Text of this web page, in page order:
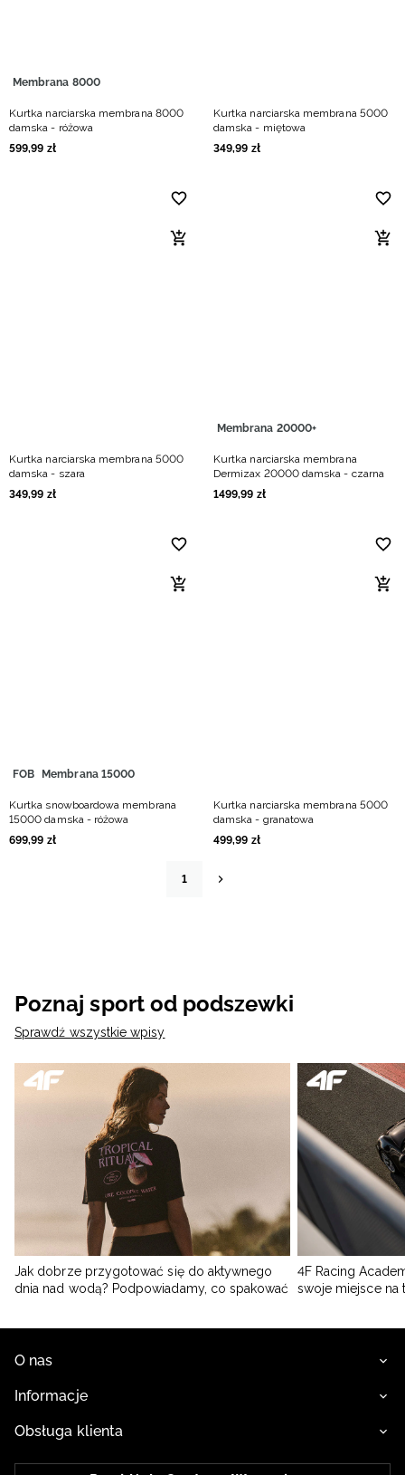
Membrana 8000
Kurtka narciarska membrana 8000
damska - różowa
599,99 zł
Kurtka narciarska membrana 5000
damska - miętowa
349,99 zł
Kurtka narciarska membrana 5000
damska - szara
349,99 zł
Membrana 20000+
Kurtka narciarska membrana
Dermizax 20000 damska - czarna
1499,99 zł
FOB Membrana 15000
Kurtka snowboardowa membrana
15000 damska - różowa
699,99 zł
Kurtka narciarska membrana 5000
damska - granatowa
499,99 zł
1
Poznaj sport od podszewki
Sprawdź wszystkie wpisy
Jak dobrze przygotować się do aktywnego
dnia nad wodą? Podpowiadamy, co spakować
4F Racing
swoje miejsce na
O nas
Informacje
Obsługa klienta